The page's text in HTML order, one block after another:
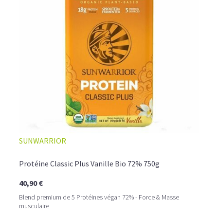
PERFORMANCE
une boisson veloutée et énergisante.
Une vraie caresse chocolatée, riche en protéines, léger
pour ne jamais peser.
SUNWARRIOR
Protéine Classic Plus Vanille Bio 72% 750g
40,90 €
Blend premium de 5 Protéines végan 72% - Force & Masse
musculaire